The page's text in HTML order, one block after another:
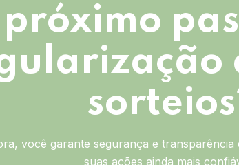
próximo
você garante segurança e
suas ações ainda mais